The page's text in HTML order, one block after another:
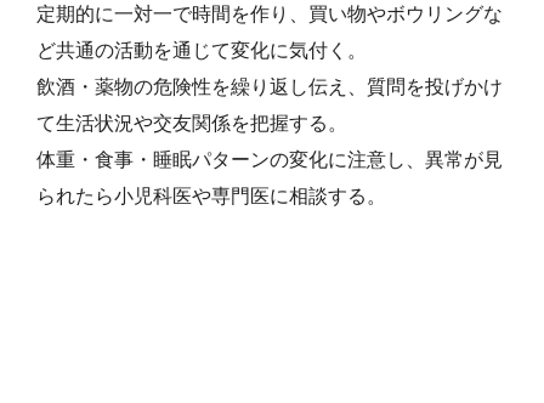
定期的に一対一で時間を作り、買い物やボウリングな
ど共通の活動を通じて変化に気付く。
飲酒・薬物の危険性を繰り返し伝え、質問を投げかけ
て生活状況や交友関係を把握する。
体重・食事・睡眠パターンの変化に注意し、異常が見
られたら小児科医や専門医に相談する。